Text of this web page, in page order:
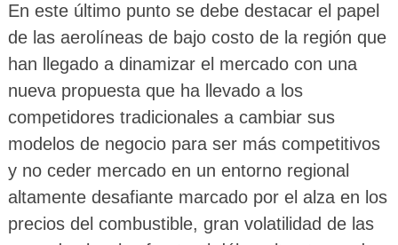
En este último punto se debe destacar el papel
de las aerolíneas de bajo costo de la región que
han llegado a dinamizar el mercado con una
nueva propuesta que ha llevado a los
competidores tradicionales a cambiar sus
modelos de negocio para ser más competitivos
y no ceder mercado en un entorno regional
altamente desafiante marcado por el alza en los
precios del combustible, gran volatilidad de las